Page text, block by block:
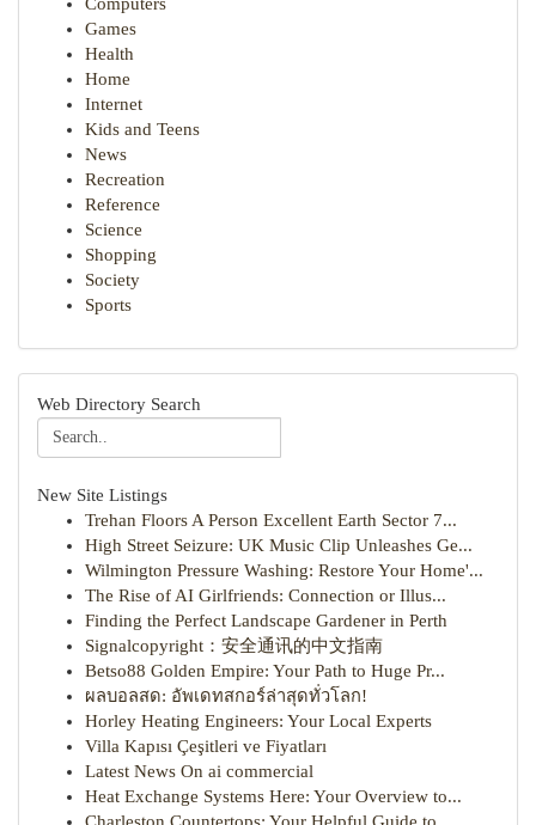
Games
Health
Home
Internet
Kids and Teens
News
Recreation
Reference
Science
Shopping
Society
Sports
Web Directory Search
New Site Listings
Trehan Floors A Person Excellent Earth Sector 7...
High Street Seizure: UK Music Clip Unleashes Ge...
Wilmington Pressure Washing: Restore Your Home'...
The Rise of AI Girlfriends: Connection or Illus...
Finding the Perfect Landscape Gardener in Perth
Signalcopyright：安全通讯的中文指南
Betso88 Golden Empire: Your Path to Huge Pr...
ผลบอลสด: อัพเดทสกอร์ล่าสุดทั่วโลก!
Horley Heating Engineers: Your Local Experts
Villa Kapısı Çeşitleri ve Fiyatları
Latest News On ai commercial
Heat Exchange Systems Here: Your Overview to...